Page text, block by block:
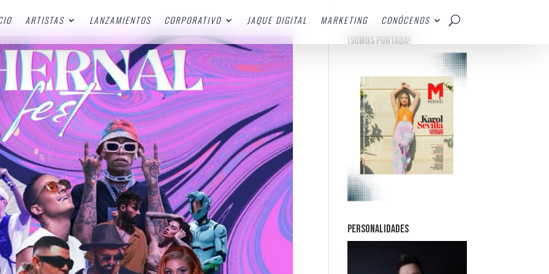
ARTISTAS LANZAMIENTOS CORPORATIVO JAQUE DIGITAL MARKETING
CONÓCENOS
¡SOMOS PORTADA!
PERSONALIDADES